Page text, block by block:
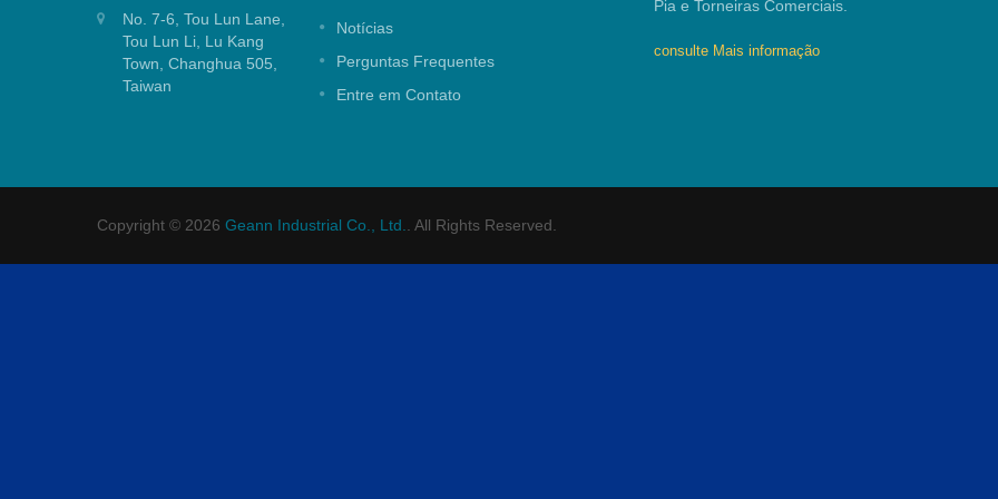
No. 7-6, Tou Lun Lane,
Tou Lun Li, Lu Kang
Town, Changhua 505,
Taiwan
Notícias
Perguntas Frequentes
Entre em Contato
consulte Mais informação
Pia e Torneiras Comerciais.
consulte Mais informação
Copyright © 2026 Geann Industrial Co., Ltd.. All Rights Reserved.